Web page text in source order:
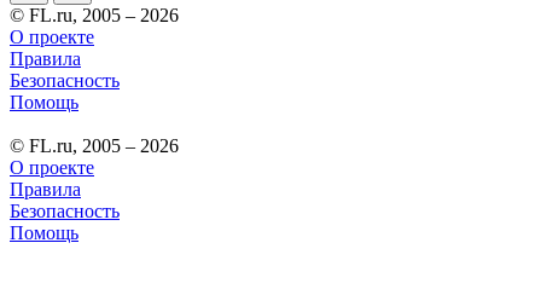
© FL.ru, 2005 – 2026
О проекте
Правила
Безопасность
Помощь
© FL.ru, 2005 – 2026
О проекте
Правила
Безопасность
Помощь